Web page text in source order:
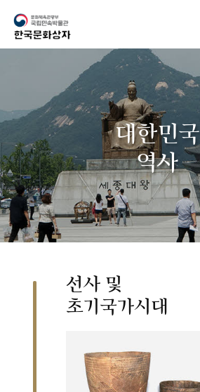
대한민국
역사
선사 및
초기국가시대